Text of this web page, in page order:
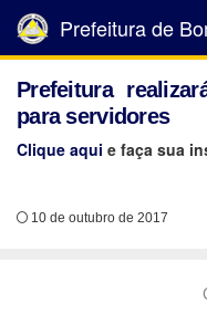
Prefeitura de
Prefeitura
para servidores
Clique aqui e faça sua
10 de outubro de 2017